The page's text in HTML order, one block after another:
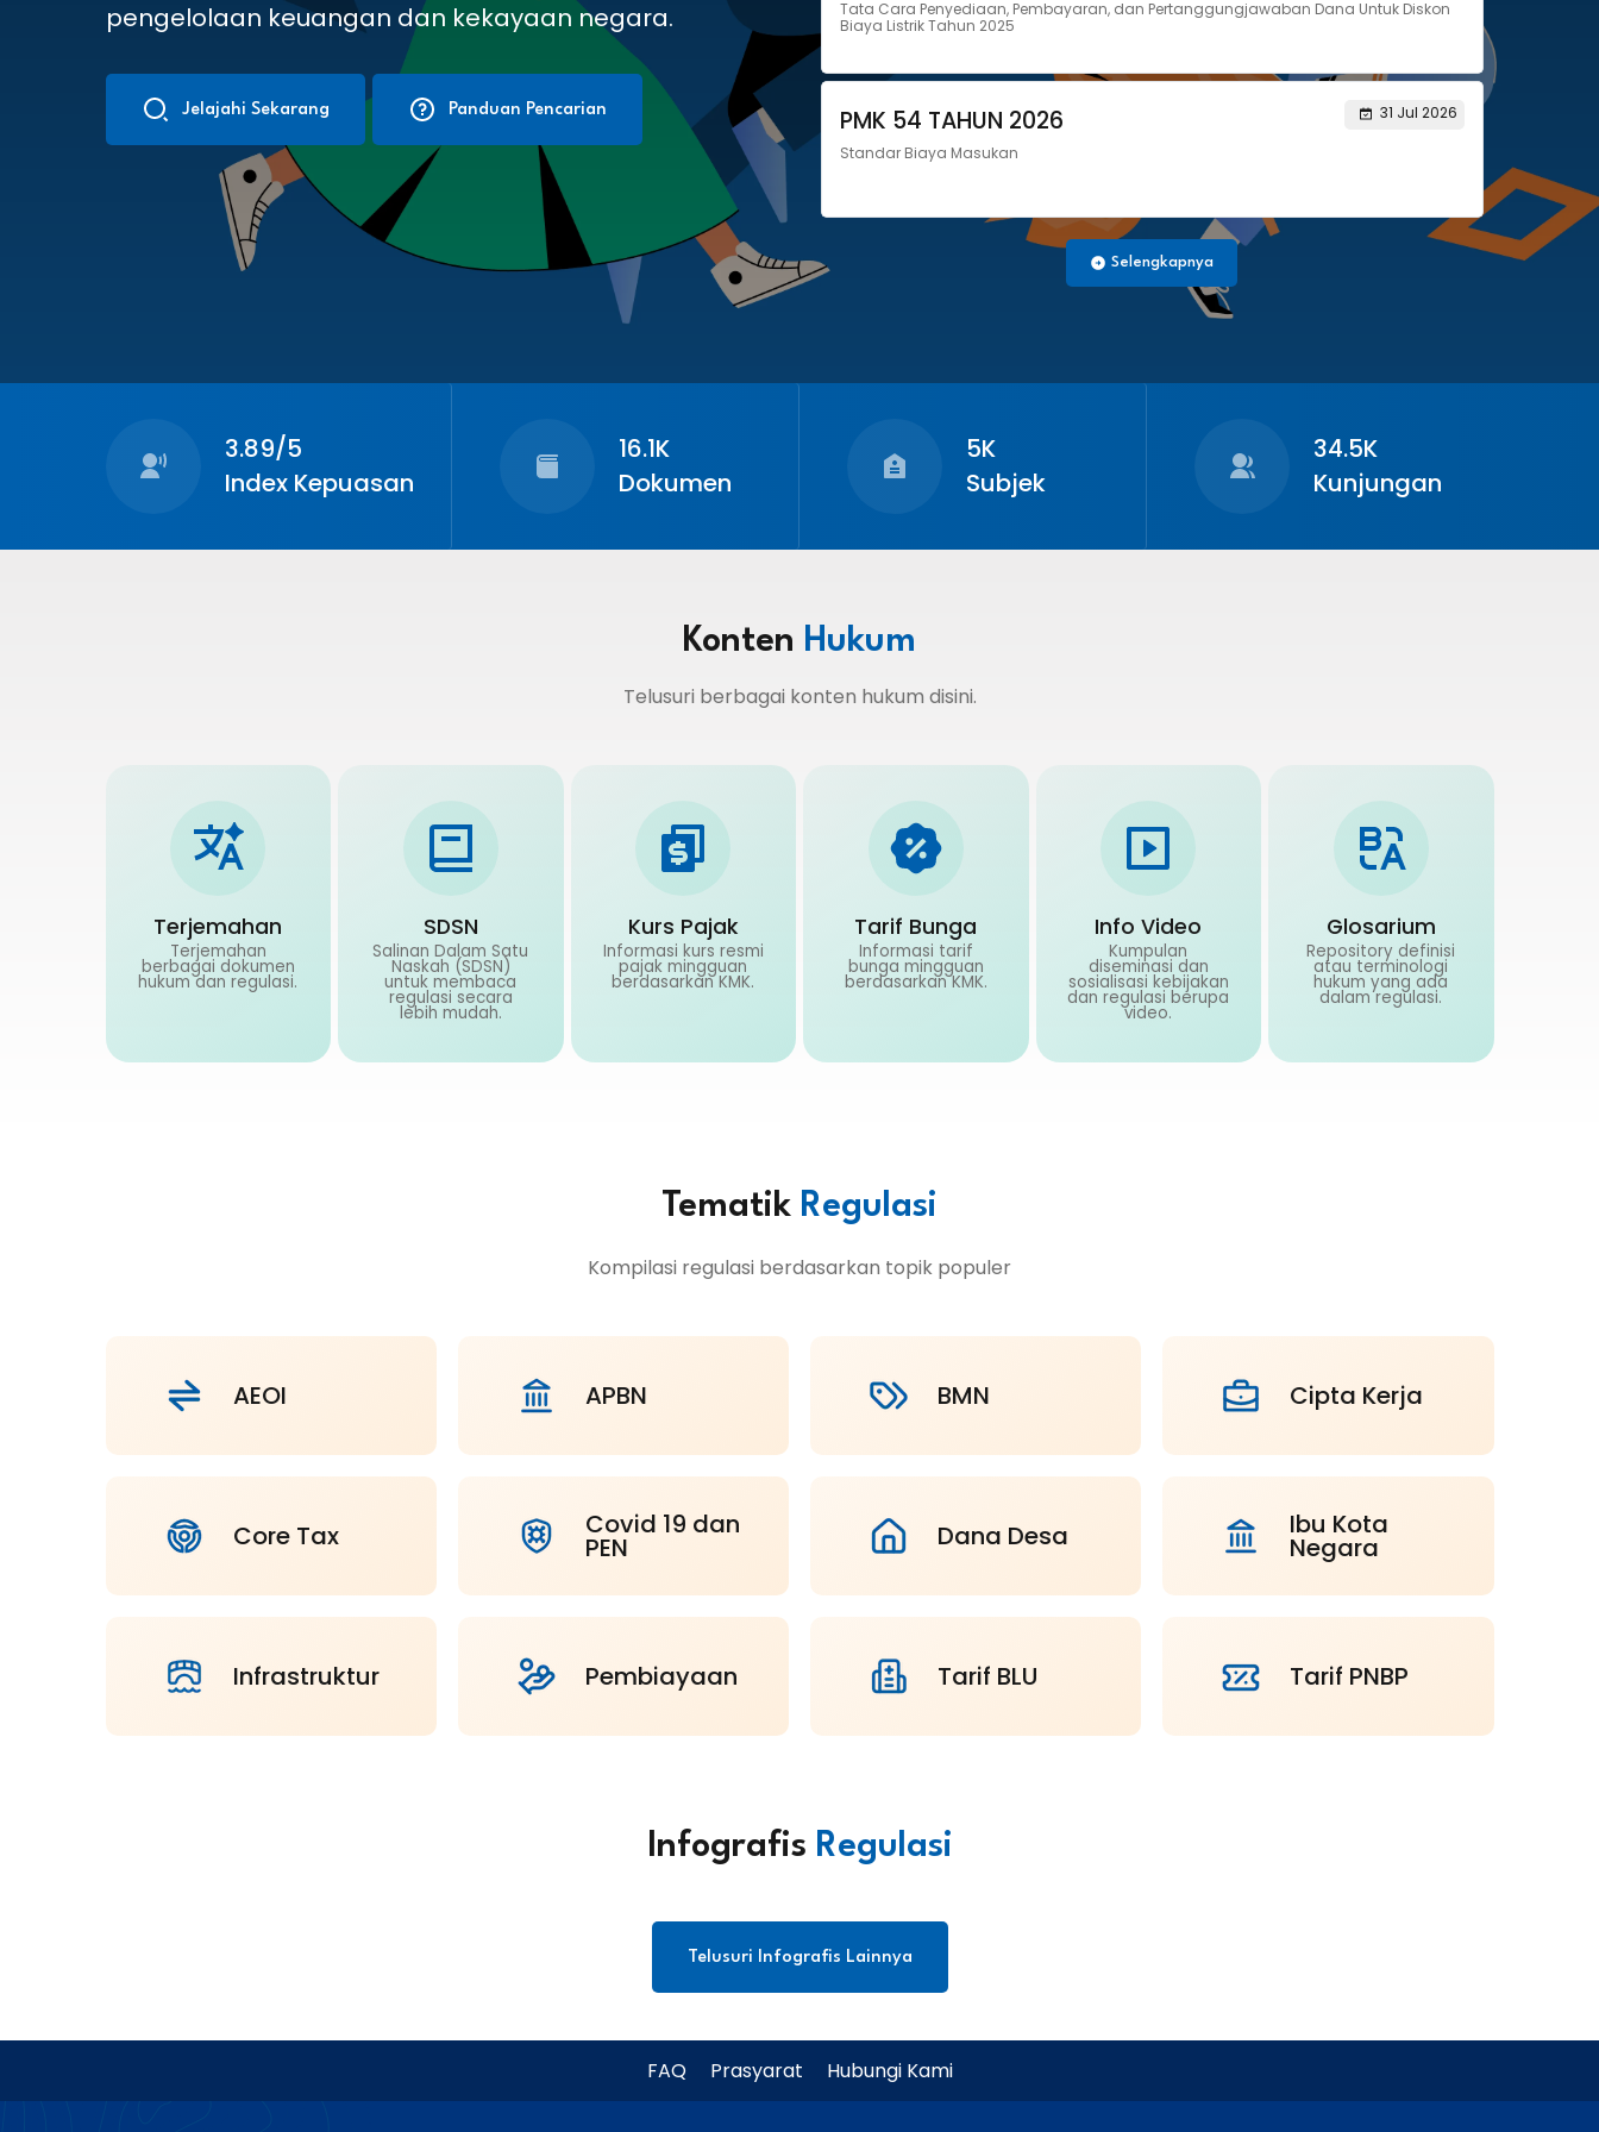
pengelolaan keuangan dan kekayaan negara.
Jelajahi Sekarang Panduan Pencarian
Tata Cara Penyediaan, Pembayaran, dan Pertanggungjawaban Dana Untuk Diskon
Biaya Listrik Tahun 2025
PMK 54 TAHUN 2026
31 Jul 2026
Standar Biaya Masukan
Selengkapnya
3.89/5
Index Kepuasan
16.1K
Dokumen
5K
Subjek
34.5K
Kunjungan
Konten Hukum
Telusuri berbagai konten hukum disini.
Terjemahan
Terjemahan
berbagai dokumen
hukum dan regulasi.
SDSN
Salinan Dalam Satu
Naskah (SDSN)
untuk membaca
regulasi secara
lebih mudah.
Kurs Pajak
Informasi kurs resmi
pajak mingguan
berdasarkan KMK.
Tarif Bunga
Informasi tarif
bunga mingguan
berdasarkan KMK.
Info Video
Kumpulan
diseminasi dan
sosialisasi kebijakan
dan regulasi berupa
video.
Glosarium
Repository definisi
atau terminologi
hukum yang ada
dalam regulasi.
Tematik Regulasi
Kompilasi regulasi berdasarkan topik populer
AEOI APBN BMN Cipta Kerja
Core Tax Covid 19 dan
PEN Dana Desa Ibu Kota
Negara
Infrastruktur Pembiayaan Tarif BLU Tarif PNBP
Infografis Regulasi
Telusuri Infografis Lainnya
FAQ Prasyarat Hubungi Kami